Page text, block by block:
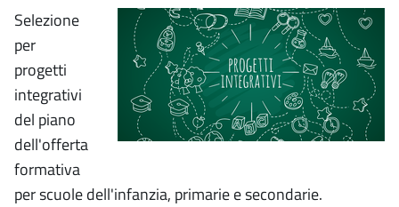
Selezione
per
progetti
integrativi
del piano
dell'offerta
formativa
per scuole dell'infanzia, primarie e secondarie.